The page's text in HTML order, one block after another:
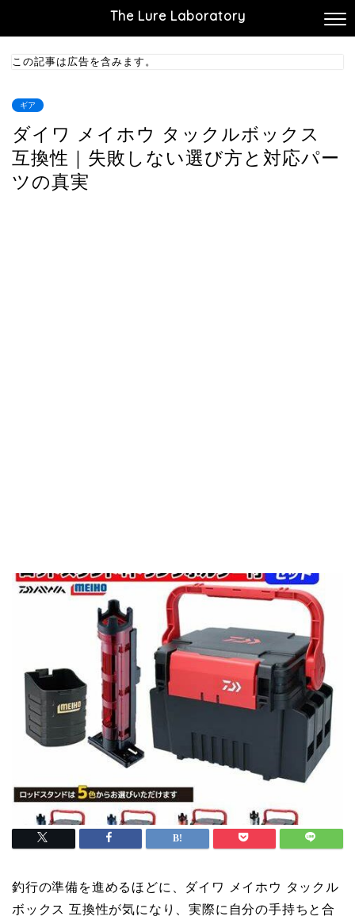
The Lure Laboratory
この記事は広告を含みます。
ギア
ダイワ メイホウ タックルボックス
互換性｜失敗しない選び方と対応パー
ツの真実
釣行の準備を進めるほどに、ダイワ メイホウ タックル
ボックス 互換性が気になり、実際に自分の手持ちと合